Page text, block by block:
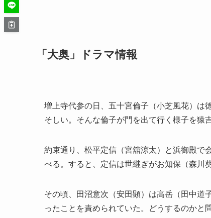
「大奥」ドラマ情報
増上寺代参の日、五十宮倫子（小芝風花）は
そしい。そんな倫子が門を出て行く様子を猿
約束通り、松平定信（宮舘涼太）と浜御殿で
べる。すると、定信は世継ぎがお知保（森川
その頃、田沼意次（安田顕）は高岳（田中道
ったことを責められていた。どうするのかと